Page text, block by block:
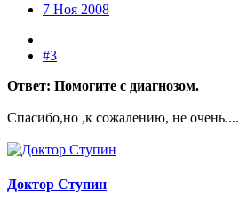
7 Ноя 2008
#3
Ответ: Помогите с диагнозом.
Спасибо,но ,к сожалению, не очень....
Доктор Ступин